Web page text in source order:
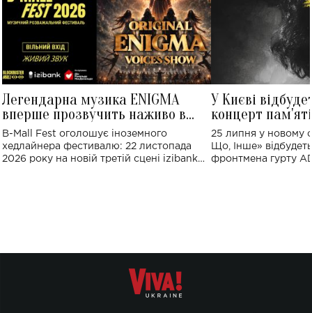
Легендарна музика ENIGMA
вперше прозвучить наживо в
Україні: де відбудеться концерт
B-Mall Fest оголошує іноземного
хедлайнера фестивалю: 22 листопада
2026 року на новій третій сцені izibank
У Києві
концерт
Клименка:
виконають
25 липня у новому
Що, Інше»
фронтмена гурту